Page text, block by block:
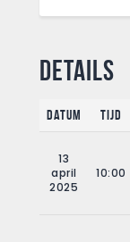
Details
Datum Tijd
13
april
2025
10:00